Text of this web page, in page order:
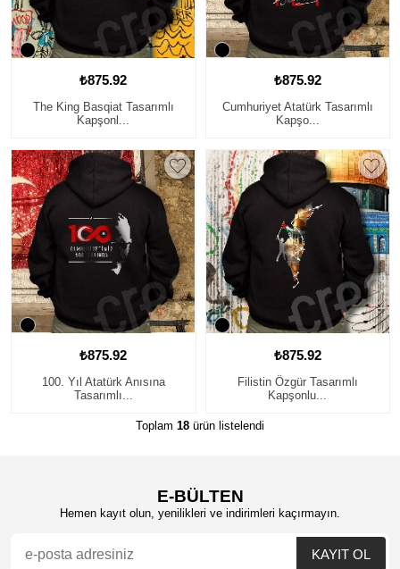
₺875.92
The King Basqiat Tasarımlı
Kapşonl...
₺875.92
Cumhuriyet Atatürk Tasarımlı
Kapşo...
₺875.92
100. Yıl Atatürk Anısına
Tasarımlı...
₺875.92
Filistin Özgür Tasarımlı
Kapşonlu...
Toplam 18 ürün listelendi
E-BÜLTEN
Hemen kayıt olun, yenilikleri ve indirimleri kaçırmayın.